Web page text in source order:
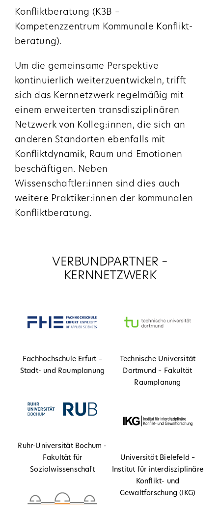
Konflikt­beratung (K3B –
Kompetenzzentrum Kommunale Konflikt­
beratung).
Um die gemeinsame Perspektive
kontinuierlich weiter­zuentwickeln, trifft
sich das Kernnetzwerk regelmäßig mit
einem erweiterten transdisziplinären
Netzwerk von Kolleg:innen, die sich an
anderen Standorten ebenfalls mit
Konfliktdynamik, Raum und Emotionen
beschäftigen. Neben
Wissenschaftler:innen sind dies auch
weitere Praktiker:innen der kommunalen
Konfliktberatung.
VERBUNDPARTNER –
KERNNETZWERK
Fachhochschule Erfurt –
Stadt- und Raumplanung
Technische Universität
Dortmund – Fakultät
Raumplanung
Ruhr-Universität Bochum -
Fakultät für
Sozialwissenschaft
Universität Bielefeld –
Institut für interdisziplinäre
Konflikt- und
Gewaltforschung (IKG)